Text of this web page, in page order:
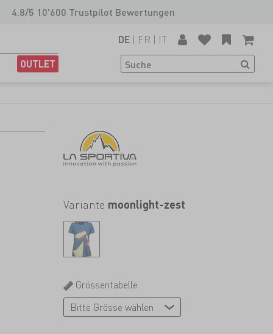
4.8/5 10'600 Trustpilot Bewertungen
OUTLET
DE | FR | IT
Variante moonlight-zest
Grössentabelle